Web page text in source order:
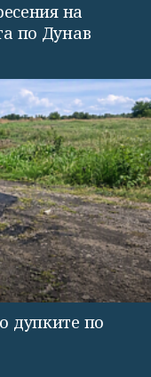
на
по Дунав
дупките по